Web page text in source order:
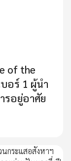
of the
อร์ 1 ผู้นำ
รอยู่อาศัย